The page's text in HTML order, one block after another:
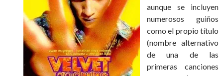
aunque se incluyen
numerosos guiños
como el propio título
(nombre alternativo
de una de las
primeras canciones